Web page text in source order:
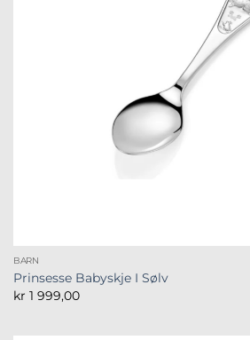
BARN
Prinsesse Babyskje I Sølv
kr 1 999,00